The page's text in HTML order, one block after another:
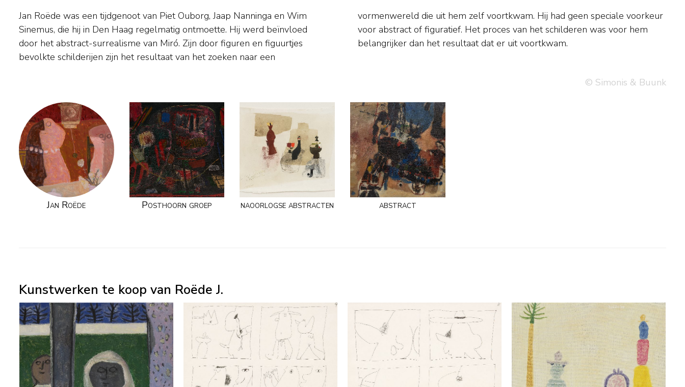
Jan Roëde was een tijdgenoot van Piet Ouborg, Jaap Nanninga en Wim
Sinemus, die hij in Den Haag regelmatig ontmoette. Hij werd beïnvloed
door het abstract-surrealisme van Miró. Zijn door figuren en figuurtjes
bevolkte schilderijen zijn het resultaat van het zoeken naar een
vormenwereld die uit hem zelf voortkwam. Hij had geen speciale voorkeur
voor abstract of figuratief. Het proces van het schilderen was voor hem
belangrijker dan het resultaat dat er uit voortkwam.
© Simonis & Buunk
Jan Roëde Posthoorn groep naoorlogse abstracten abstract
Kunstwerken te koop van Roëde J.